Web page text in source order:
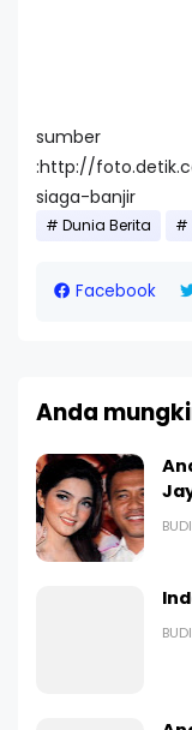
sumber
:http://
siaga-banjir
Dunia Berita
Facebook
Anda